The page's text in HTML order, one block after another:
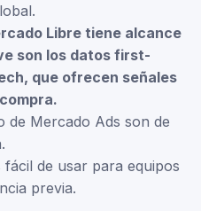
Libre tiene alcance
son los datos first-
que ofrecen señales
de Mercado Ads son de
de usar para equipos
previa.